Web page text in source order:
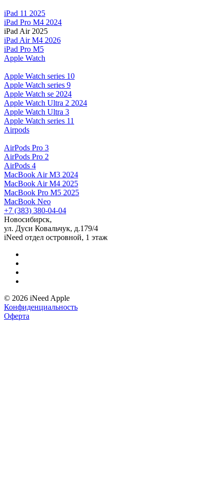
iPad 11 2025
iPad Pro M4 2024
iPad Air 2025
iPad Air M4 2026
iPad Pro M5
Apple Watch
Apple Watch series 10
Apple Watch series 9
Apple Watch se 2024
Apple Watch Ultra 2 2024
Apple Watch Ultra 3
Apple Watch series 11
Airpods
AirPods Pro 3
AirPods Pro 2
AirPods 4
MacBook Air M3 2024
MacBook Air M4 2025
MacBook Pro M5 2025
MacBook Neo
+7 (383) 380-04-04
Новосибирск,
ул. Дуси Ковальчук, д.179/4
iNeed отдел островной, 1 этаж
© 2026 iNeed Apple
Конфиденциальность
Оферта